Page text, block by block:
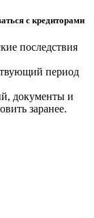
с кредиторами
последствия
период
документы и
заранее.